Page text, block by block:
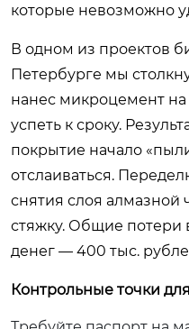
которые невозможно
В одном из проектов
Петербурге мы
нанес микроцемент
успеть к сроку.
покрытие начало
отслаиваться.
снятия слоя алмазной
стяжку. Общие
денег — 400 тыс.
Контрольные точки